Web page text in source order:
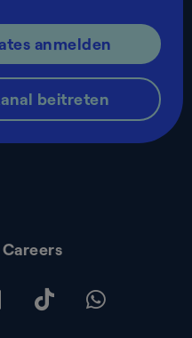
anmelden
beitreten